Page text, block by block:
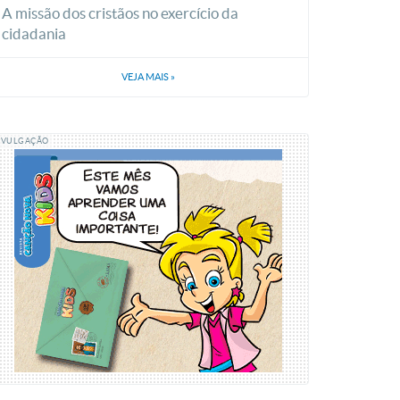
A missão dos cristãos no exercício da
cidadania
VEJA MAIS »